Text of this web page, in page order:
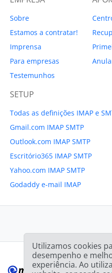
Sobre
Estamos a contratar!
Imprensa
Para empresas
Testemunhos
SETUP
Todas as definições IMAP e
Gmail.com IMAP SMTP
Outlook.com IMAP SMTP
Escritório365 IMAP SMTP
Yahoo.com IMAP SMTP
Godaddy e-mail IMAP
Utilizamos cookies
desempenho e
experiência. Ao